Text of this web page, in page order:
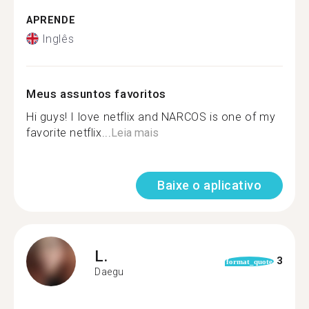
APRENDE
Inglês
Meus assuntos favoritos
Hi guys! I love netflix and NARCOS is one of my
favorite netflix... Leia mais
Baixe o aplicativo
L.
Daegu
format_quote 3